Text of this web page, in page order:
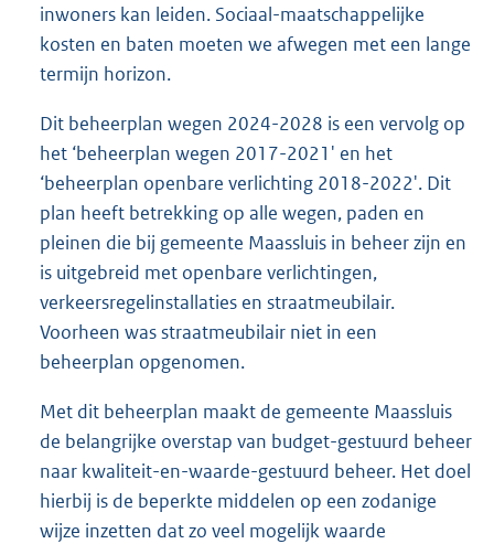
inwoners kan leiden. Sociaal-maatschappelijke
kosten en baten moeten we afwegen met een lange
termijn horizon.
Dit beheerplan wegen 2024-2028 is een vervolg op
het ‘beheerplan wegen 2017-2021' en het
‘beheerplan openbare verlichting 2018-2022'. Dit
plan heeft betrekking op alle wegen, paden en
pleinen die bij gemeente Maassluis in beheer zijn en
is uitgebreid met openbare verlichtingen,
verkeersregelinstallaties en straatmeubilair.
Voorheen was straatmeubilair niet in een
beheerplan opgenomen.
Met dit beheerplan maakt de gemeente Maassluis
de belangrijke overstap van budget-gestuurd beheer
naar kwaliteit-en-waarde-gestuurd beheer. Het doel
hierbij is de beperkte middelen op een zodanige
wijze inzetten dat zo veel mogelijk waarde